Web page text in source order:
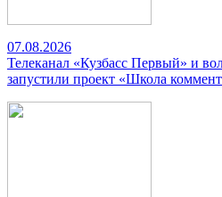
07.08.2026
Телеканал «Кузбасс Первый» и
запустили проект «Школа